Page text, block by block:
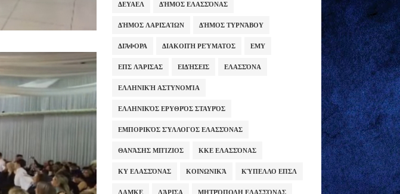
ΔΕΥΑΕΛ ΔΉΜΟΣ ΕΛΑΣΣΌΝΑΣ
ΔΉΜΟΣ ΛΑΡΙΣΑΊΩΝ ΔΉΜΟΣ ΤΥΡΝΆΒΟΥ
ΔΙΆΦΟΡΑ ΔΙΑΚΟΠΉ ΡΕΎΜΑΤΟΣ ΕΜΥ
ΕΠΣ ΛΆΡΙΣΑΣ ΕΙΔΉΣΕΙΣ ΕΛΑΣΣΌΝΑ
ΕΛΛΗΝΙΚΉ ΑΣΤΥΝΟΜΊΑ
ΕΛΛΗΝΙΚΌΣ ΕΡΥΘΡΌΣ ΣΤΑΥΡΌΣ
ΕΜΠΟΡΙΚΌΣ ΣΎΛΛΟΓΟΣ ΕΛΑΣΣΌΝΑΣ
ΘΑΝΆΣΗΣ ΜΠΊΖΙΟΣ ΚΚΕ ΕΛΑΣΣΌΝΑΣ
ΚΥ ΕΛΑΣΣΌΝΑΣ ΚΟΙΝΩΝΙΚΆ ΚΎΠΕΛΛΟ ΕΠΣΛ